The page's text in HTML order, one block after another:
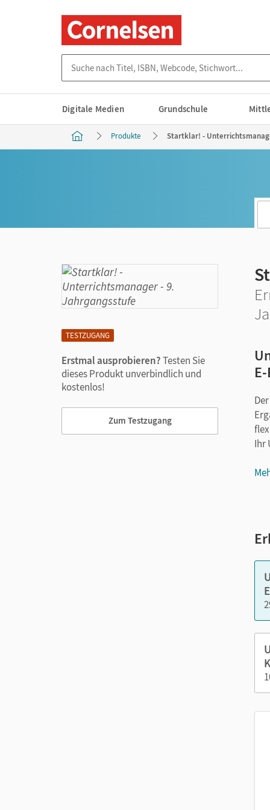
Digitale Medien Grundschule
Produkte Startklar! -
TESTZUGANG
Erstmal ausprobieren?Testen Sie
dieses Produkt unverbindlich und
kostenlos!
Zum Testzugang
Ihr